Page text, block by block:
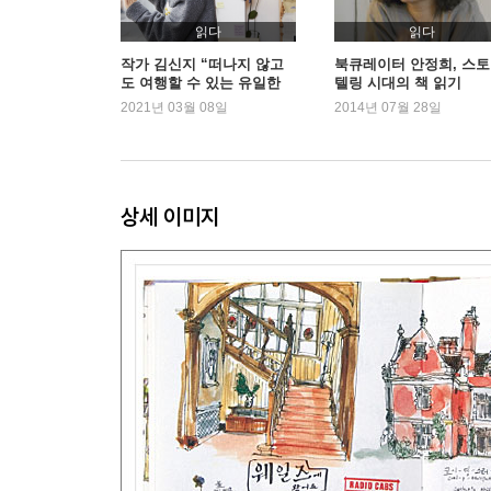
읽다
작가 김신지 “떠나지 않고
도 여행할 수 있는 유일한
방법”
2021년 03월 08일
읽다
북큐레이터 안정희, 스
텔링 시대의 책 읽기
2014년 07월 28일
상세 이미지